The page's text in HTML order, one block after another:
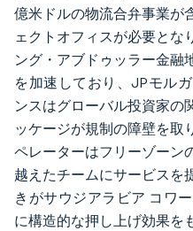
億米ドルの物流合弁事業が
ェクトオフィスが必要とな
ング・アブドゥッラー金融
を加速しており、JPモル
ンスはグローバル投資家の
ッケージが規制の障壁を取
ペレーターはフリーゾーン
越えたチームにサービスを
きがサウジアラビア コワ
に構造的な押し上げ効果を